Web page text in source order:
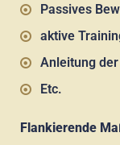
Passives
aktive
Anleitung
Etc.
Flankierende